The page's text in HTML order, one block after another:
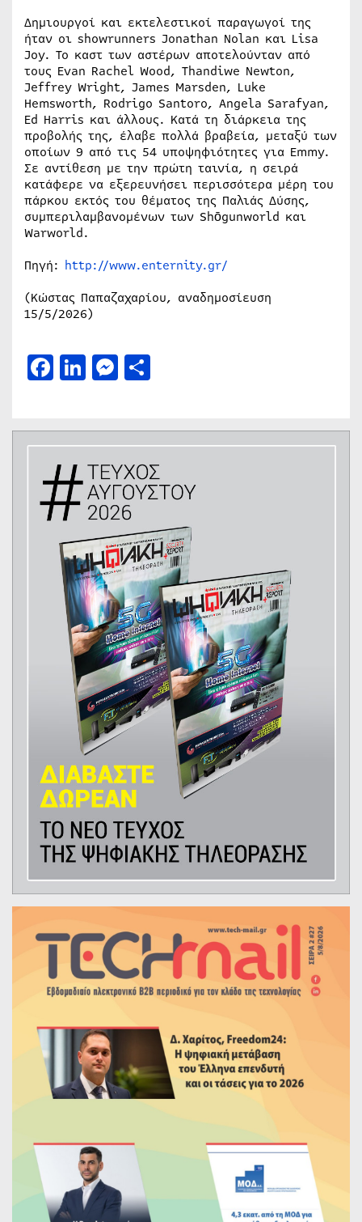
Δημιουργοί και εκτελεστικοί παραγωγοί της
ήταν οι showrunners Jonathan Nolan και Lisa
Joy. Το καστ των αστέρων αποτελούνταν από
τους Evan Rachel Wood, Thandiwe Newton,
Jeffrey Wright, James Marsden, Luke
Hemsworth, Rodrigo Santoro, Angela Sarafyan,
Ed Harris και άλλους. Κατά τη διάρκεια της
προβολής της, έλαβε πολλά βραβεία, μεταξύ των
οποίων 9 από τις 54 υποψηφιότητες για Emmy.
Σε αντίθεση με την πρώτη ταινία, η σειρά
κατάφερε να εξερευνήσει περισσότερα μέρη του
πάρκου εκτός του θέματος της Παλιάς Δύσης,
συμπεριλαμβανομένων των Shōgunworld και
Warworld.
Πηγή: http://www.enternity.gr/
(Κώστας Παπαζαχαρίου, αναδημοσίευση
15/5/2026)
Facebook
LinkedIn
Messenger